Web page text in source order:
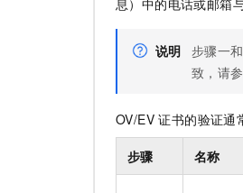
说明 步骤一
致，请
OV/EV 证书的验证通
步骤 名称